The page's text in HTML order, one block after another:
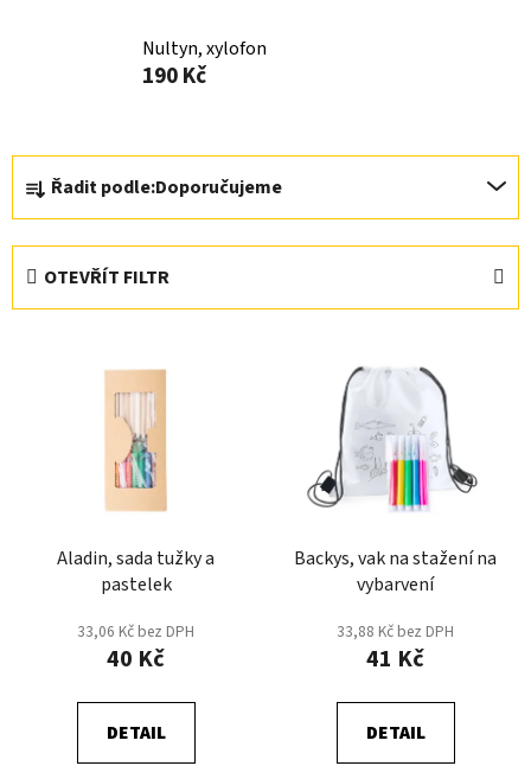
Nultyn, xylofon
190 Kč
z
Řadit podle:Doporučujeme
OTEVŘÍT FILTR
Aladin, sada tužky a
pastelek
33,06 Kč bez DPH
40 Kč
DETAIL
Backys, vak na stažení na
vybarvení
33,88 Kč bez DPH
41 Kč
DETAIL